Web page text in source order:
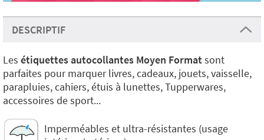
DESCRIPTIF
Les étiquettes autocollantes Moyen Formatsont
parfaites pour marquer livres, cadeaux, jouets, vaisselle,
parapluies, cahiers, étuis à lunettes, Tupperwares,
accessoires de sport...
Imperméables et ultra-résistantes (usage